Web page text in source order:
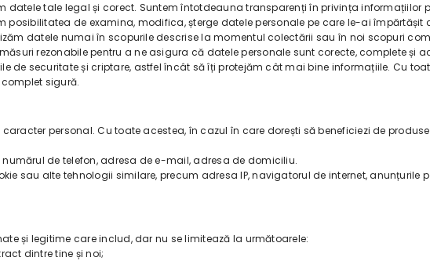
datele tale legal și corect. Suntem întotdeauna transparenți în privința informațiilor
posibilitatea de examina, modifica, șterge datele personale pe care le-ai împărtășit
datele numai în scopurile descrise la momentul colectării sau în noi scopuri
rezonabile pentru a ne asigura că datele personale sunt corecte, complete și
de securitate și criptare, astfel încât să îți protejăm cât mai bine informațiile. Cu
sigură.
personal. Cu toate acestea, în cazul în care dorești să beneficiezi de
de telefon, adresa de e-mail, adresa de domiciliu.
sau alte tehnologii similare, precum adresa IP, navigatorul de internet, anunțurile
și legitime care includ, dar nu se limitează la următoarele:
dintre tine și noi;